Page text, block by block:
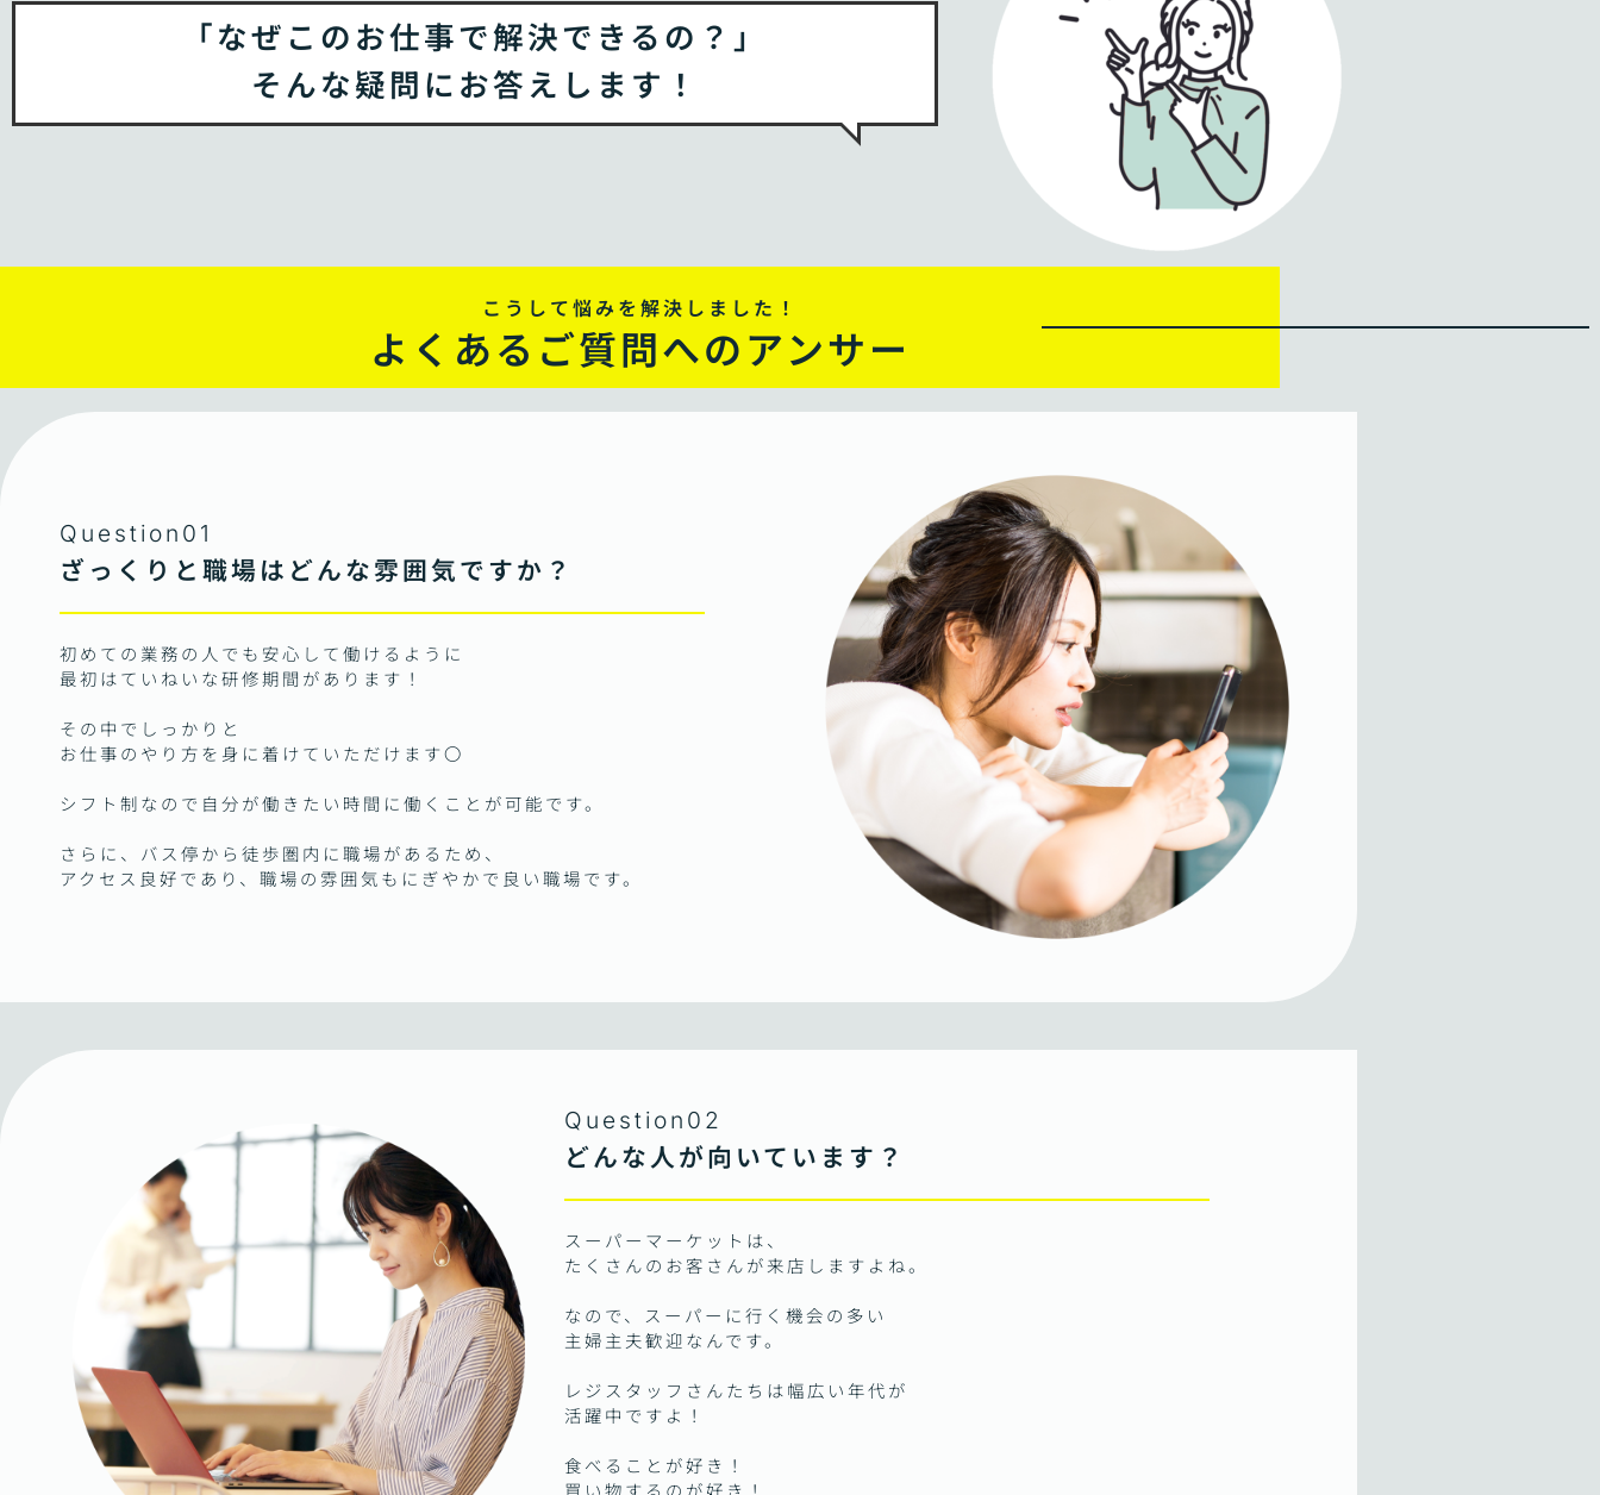
「なぜこのお仕事で解決できるの？」
そんな疑問にお答えします！
こうして悩みを解決しました！
よくあるご質問へのアンサー
Question01
ざっくりと職場はどんな雰囲気ですか？
初めての業務の人でも安心して働けるように
最初はていねいな研修期間があります！
その中でしっかりと
お仕事のやり方を身に着けていただけます〇
シフト制なので自分が働きたい時間に働くことが可能です。
さらに、バス停から徒歩圏内に職場があるため、
アクセス良好であり、職場の雰囲気もにぎやかで良い職場です。
Question02
どんな人が向いています？
スーパーマーケットは、
たくさんのお客さんが来店しますよね。
なので、スーパーに行く機会の多い
主婦主夫歓迎なんです。
レジスタッフさんたちは幅広い年代が
活躍中ですよ！
食べることが好き！
買い物するのが好き！